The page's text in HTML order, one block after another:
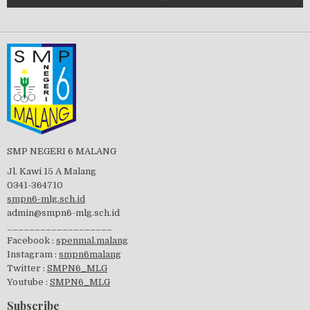
Tes Matrikulasi 2019
visitasi PPK 2019
GSF 2019
SMP NEGERI 6 MALANG
Jl. Kawi 15 A Malang
0341-364710
smpn6-mlg.sch.id
admin@smpn6-mlg.sch.id
Facebook : spenmal.malang
Instagram : smpn6malang
Twitter : SMPN6_MLG
Youtube : SMPN6_MLG
Subscribe